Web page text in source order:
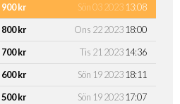
900 kr Sön 03 202313:08
800 kr Ons 22 202318:00
700 kr Tis 21 202314:36
600 kr Sön 19 202318:11
500 kr Sön 19 202317:07